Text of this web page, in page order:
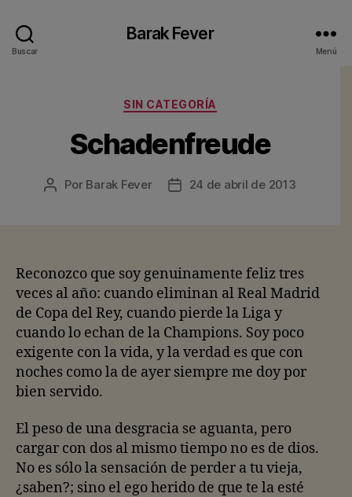
Buscar
Barak Fever
Menú
Categorías
SIN CATEGORÍA
Schadenfreude
Autor
Por Barak Fever
Fecha24 de abril de 2013
Reconozco que soy genuinamente feliz tres
veces al año: cuando eliminan al Real Madrid
de Copa del Rey, cuando pierde la Liga y
cuando lo echan de la Champions. Soy poco
exigente con la vida, y la verdad es que con
noches como la de ayer siempre me doy por
bien servido.
El peso de una desgracia se aguanta, pero
cargar con dos al mismo tiempo no es de dios.
No es sólo la sensación de perder a tu vieja,
¿saben?; sino el ego herido de que te la esté